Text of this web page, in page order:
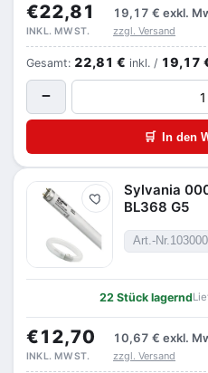
€22,81 19,17 € exkl.
INKL. MWST. zzgl. Versand
Gesamt: 22,81 € inkl. / 19,17
−
🛒 In den
Merken
Sylvania
BL368 G5
Art.-Nr.
22 Stück lagernd
€12,70 10,67 € exkl.
INKL. MWST. zzgl. Versand